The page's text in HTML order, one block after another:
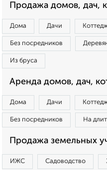
Продажа домов, дач,
Дома Дачи
Без посредников
Из бруса
Аренда домов, дач,
Дома Дачи
Без посредников На
Продажа земельных
ИЖС Садоводство